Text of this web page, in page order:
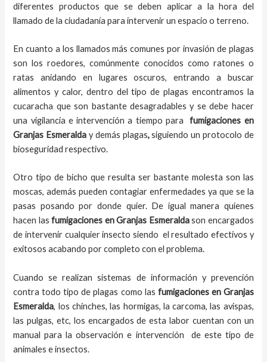
diferentes productos que se deben aplicar a la hora del
llamado de la ciudadanía para intervenir un espacio o terreno.
En cuanto a los llamados más comunes por invasión de plagas
son los roedores, comúnmente conocidos como ratones o
ratas anidando en lugares oscuros, entrando a buscar
alimentos y calor, dentro del tipo de plagas encontramos la
cucaracha que son bastante desagradables y se debe hacer
una vigilancia e intervención a tiempo parafumigaciones en
Granjas Esmeralda y demás plagas,siguiendo un protocolo de
bioseguridad respectivo.
Otro tipo de bicho que resulta ser bastante molesta son las
moscas, además pueden contagiar enfermedades ya que se la
pasas posando por donde quier. De igual manera quienes
hacen las fumigaciones enGranjas Esmeraldason encargados
de intervenir cualquier insecto siendo el resultado efectivos y
exitosos acabando por completo con el problema.
Cuando se realizan sistemas de información y prevención
contra todo tipo de plagas como las fumigacionesen Granjas
Esmeralda, los chinches, las hormigas, la carcoma, las avispas,
las pulgas, etc, los encargados de esta labor cuentan con un
manual para la observación e intervención de este tipo de
animales e insectos.